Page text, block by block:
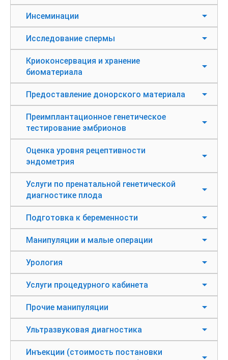
Инсеминации
Исследование спермы
Криоконсервация и хранение
биоматериала
Предоставление донорского материала
Преимплантационное генетическое
тестирование эмбрионов
Оценка уровня рецептивности
эндометрия
Услуги по пренатальной генетической
диагностике плода
Подготовка к беременности
Манипуляции и малые операции
Урология
Услуги процедурного кабинета
Прочие манипуляции
Ультразвуковая диагностика
Инъекции (стоимость постановки